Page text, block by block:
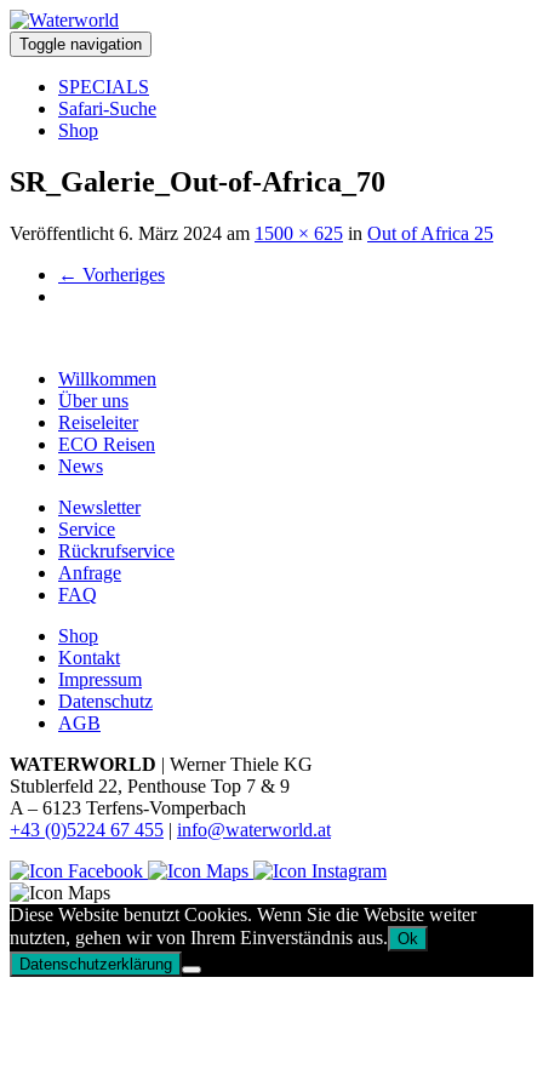
Toggle navigation
SPECIALS
Safari-Suche
Shop
SR_Galerie_Out-of-Africa_70
Veröffentlicht 6. März 2024 am 1500 × 625 in Out of Africa 25
← Vorheriges
Willkommen
Über uns
Reiseleiter
ECO Reisen
News
Newsletter
Service
Rückrufservice
Anfrage
FAQ
Shop
Kontakt
Impressum
Datenschutz
AGB
WATERWORLD | Werner Thiele KG
Stublerfeld 22, Penthouse Top 7 & 9
A – 6123 Terfens-Vomperbach
+43 (0)5224 67 455 | info@waterworld.at
Diese Website benutzt Cookies. Wenn Sie die Website weiter
nutzten, gehen wir von Ihrem Einverständnis aus. Ok
Datenschutzerklärung